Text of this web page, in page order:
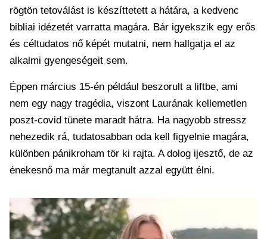
rögtön tetoválást is készíttetett a hátára, a kedvenc
bibliai idézetét varratta magára. Bár igyekszik egy erős
és céltudatos nő képét mutatni, nem hallgatja el az
alkalmi gyengeségeit sem.
Éppen március 15-én például beszorult a liftbe, ami
nem egy nagy tragédia, viszont Laurának kellemetlen
poszt-covid tünete maradt hátra. Ha nagyobb stressz
nehezedik rá, tudatosabban oda kell figyelnie magára,
különben pánikroham tör ki rajta. A dolog ijesztő, de az
énekesnő ma már megtanult azzal együtt élni.